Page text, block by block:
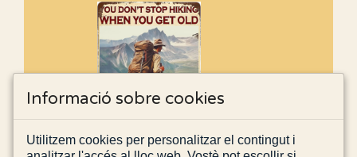
Informació sobre cookies
Utilitzem cookies per personalitzar el contingut i